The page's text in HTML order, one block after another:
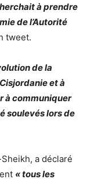
à prendre
de l’Autorité
tweet.
de la
et à
à communiquer
soulevés lors de
a déclaré
« tous les